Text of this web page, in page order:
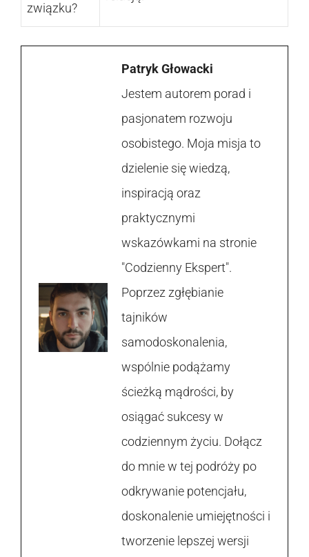
związku?
Patryk Głowacki
Jestem autorem porad i
pasjonatem rozwoju
osobistego. Moja misja to
dzielenie się wiedzą,
inspiracją oraz
praktycznymi
wskazówkami na stronie
"Codzienny Ekspert".
Poprzez zgłębianie
tajników
samodoskonalenia,
wspólnie podążamy
ścieżką mądrości, by
osiągać sukcesy w
codziennym życiu. Dołącz
do mnie w tej podróży po
odkrywanie potencjału,
doskonalenie umiejętności i
tworzenie lepszej wersji